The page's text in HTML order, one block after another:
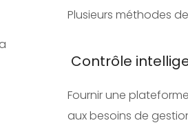
Plusieurs méthodes
Contrôle
Fournir une
aux besoins de